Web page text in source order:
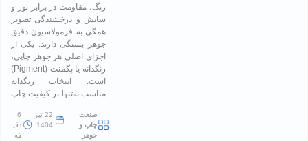
رنگ، مقاومت در برابر نور و
سایش و درخشندگی تصویر
همگی به فرمولاسیون دقیق
جوهر بستگی دارند. یکی از
اجزای اصلی هر جوهر چاپی،
رنگدانه یا پگمنت (Pigment)
است. انتخاب رنگدانه
مناسب نه‌تنها بر کیفیت چاپ
چاپ و
22 تیر
1404
6
دقی